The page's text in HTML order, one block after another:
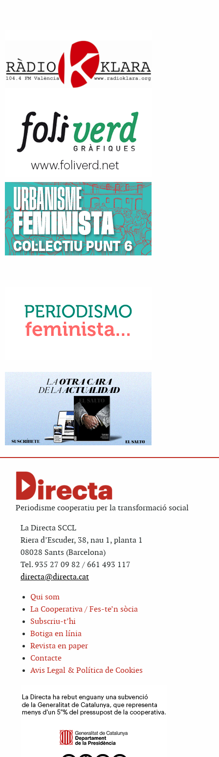
Periodisme cooperatiu per la transformació social
La Directa SCCL
Riera d’Escuder, 38, nau 1, planta 1
08028 Sants (Barcelona)
Tel. 935 27 09 82 / 661 493 117
directa@directa.cat
Qui som
La Cooperativa / Fes-te’n sòcia
Subscriu-t’hi
Botiga en línia
Revista en paper
Contacte
Avis Legal & Política de Cookies